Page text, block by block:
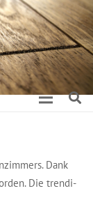
Dank
Die tren­di­